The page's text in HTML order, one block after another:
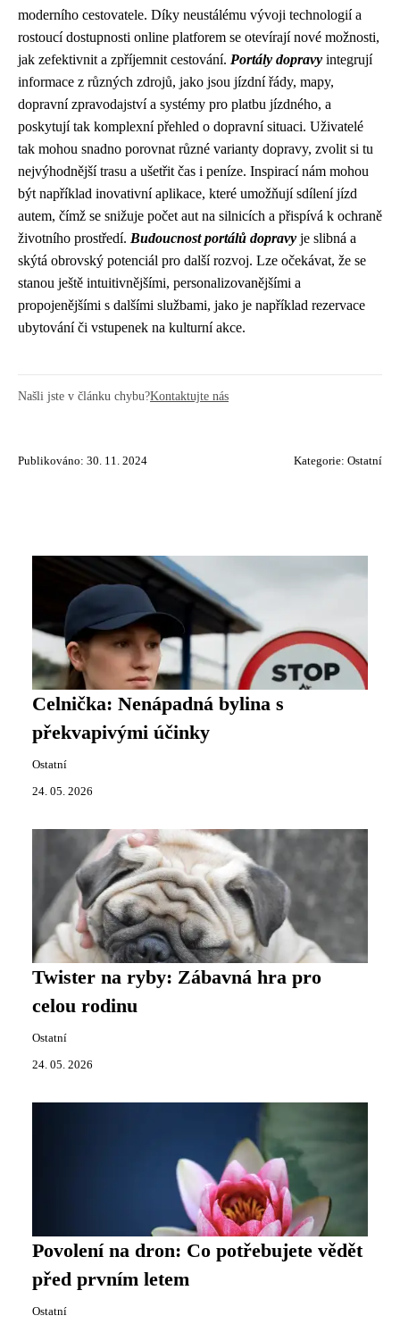
moderního cestovatele. Díky neustálému vývoji technologií a
rostoucí dostupnosti online platforem se otevírají nové možnosti,
jak zefektivnit a zpříjemnit cestování. Portály dopravy integrují
informace z různých zdrojů, jako jsou jízdní řády, mapy,
dopravní zpravodajství a systémy pro platbu jízdného, a
poskytují tak komplexní přehled o dopravní situaci. Uživatelé
tak mohou snadno porovnat různé varianty dopravy, zvolit si tu
nejvýhodnější trasu a ušetřit čas i peníze. Inspirací nám mohou
být například inovativní aplikace, které umožňují sdílení jízd
autem, čímž se snižuje počet aut na silnicích a přispívá k ochraně
životního prostředí. Budoucnost portálů dopravy je slibná a
skýtá obrovský potenciál pro další rozvoj. Lze očekávat, že se
stanou ještě intuitivnějšími, personalizovanějšími a
propojenějšími s dalšími službami, jako je například rezervace
ubytování či vstupenek na kulturní akce.
Našli jste v článku chybu?Kontaktujte nás
Publikováno: 30. 11. 2024 Kategorie: Ostatní
Celnička: Nenápadná bylina s
překvapivými účinky
Ostatní
24. 05. 2026
Twister na ryby: Zábavná hra pro
celou rodinu
Ostatní
24. 05. 2026
Povolení na dron: Co potřebujete vědět
před prvním letem
Ostatní